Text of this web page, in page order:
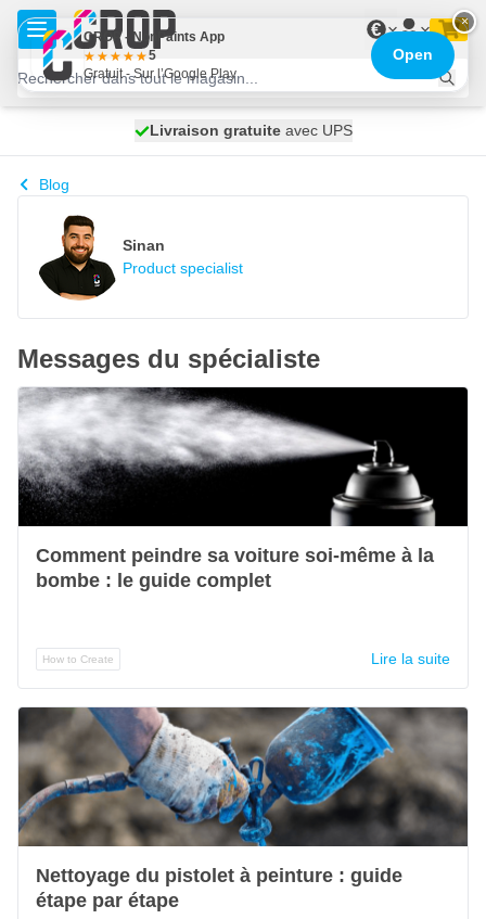
Aller au contenu
€
expédié demain
Livraison gratuiteavec UPS
100 jours
Blog
Sinan
Product specialist
Messages du spécialiste
Comment peindre sa voiture soi-même à la
bombe : le guide complet
How to Create Lire la suite
Nettoyage du pistolet à peinture : guide
étape par étape
×
CROP - NonPaints App
5
Gratuit - Sur l’Google Play
Open